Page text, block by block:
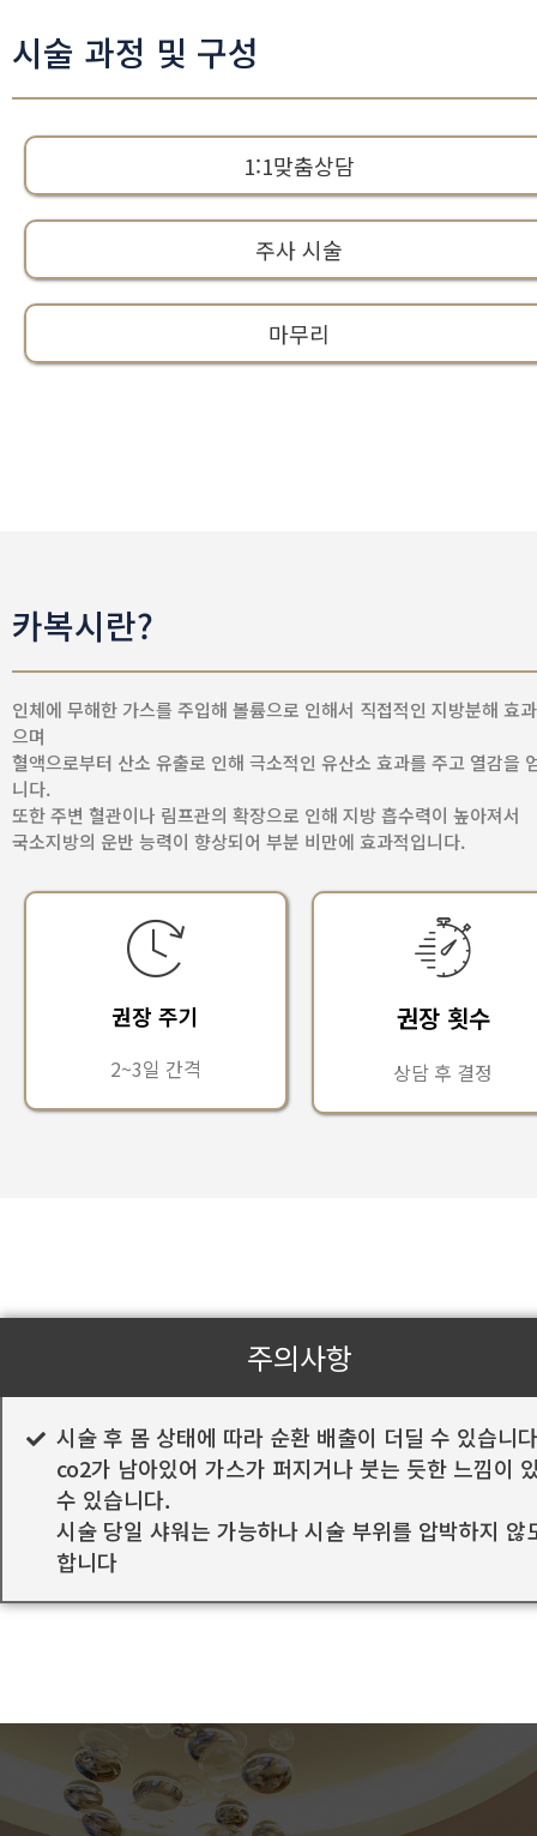
시술 과정 및 구성
1:1맞춤상담
주사 시술
마무리
카복시란?
인체에 무해한 가스를 주입해 볼륨으로 인해서 직접적인 지방분해 효
으며
혈액으로부터 산소 유출로 인해 극소적인 유산소 효과를 주고 열감을
니다.
또한 주변 혈관이나 림프관의 확장으로 인해 지방 흡수력이 높아져서
국소지방의 운반 능력이 향상되어 부분 비만에 효과적입니다.
권장 주기
2~3일 간격
권장 횟수
상담 후 결정
주의사항
시술 후 몸 상태에 따라 순환 배출이 더딜 수 있습니다
co2가 남아있어 가스가 퍼지거나 붓는 듯한 느낌이
수 있습니다.
시술 당일 샤워는 가능하나 시술 부위를 압박하지 않
합니다